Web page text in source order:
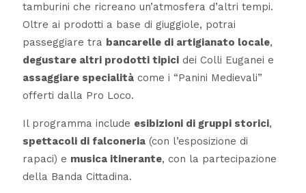
tamburini che ricreano un’atmosfera d’altri tempi.
Oltre ai prodotti a base di giuggiole, potrai
passeggiare tra bancarelle di artigianato locale,
degustare altri prodotti tipicidei Colli Euganei e
assaggiare specialitàcome i “Panini Medievali”
offerti dalla Pro Loco.
Il programma include esibizioni di gruppi storici,
spettacoli di falconeria(con l’esposizione di
rapaci) e musica itinerante, con la partecipazione
della Banda Cittadina.